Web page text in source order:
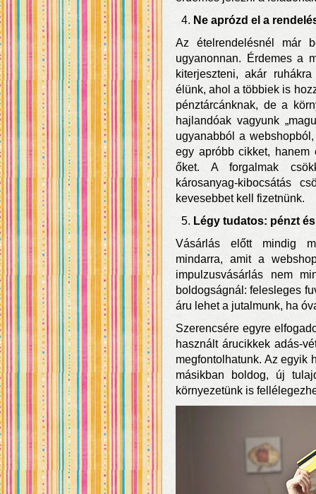
Ne aprózd el a
Az ételrendelésnél már
ugyanonnan. Érdemes a
kiterjeszteni, akár
élünk, ahol a többiek is
pénztárcánknak, de a
hajlandóak vagyunk
ugyanabból a
egy apróbb cikket, hanem
őket. A forgalmak
károsanyag-kibocsátás
kevesebbet kell fizetnünk.
Légy tudatos: pénzt
Vásárlás előtt mindig
mindarra, amit a
impulzusvásárlás nem
boldogságnál: felesleges
áru lehet a jutalmunk, ha
Szerencsére egyre
használt árucikkek adás-
megfontolhatunk. Az egyik
másikban boldog, új
környezetünk is